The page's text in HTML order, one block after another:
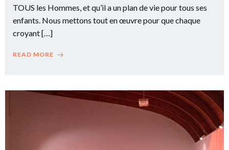
TOUS les Hommes, et qu’il a un plan de vie pour tous ses
enfants. Nous mettons tout en œuvre pour que chaque
croyant […]
READ MORE